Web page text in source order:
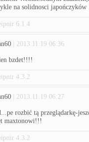
na solidnosci japończyków
6.1.4
| 2013.11.19 06:36
bzdet!!!!
4.3.2
| 2013.11.19 06:27
rozbić tą przeglądarkę-
maxtonowi!!!
4.3.2